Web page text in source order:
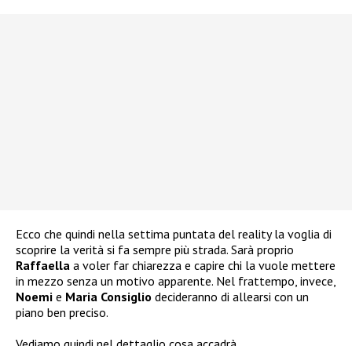
Ecco che quindi nella settima puntata del reality la voglia di
scoprire la verità si fa sempre più strada. Sarà proprio
Raffaella a voler far chiarezza e capire chi la vuole mettere
in mezzo senza un motivo apparente. Nel frattempo, invece,
Noemi e Maria Consiglio decideranno di allearsi con un
piano ben preciso.